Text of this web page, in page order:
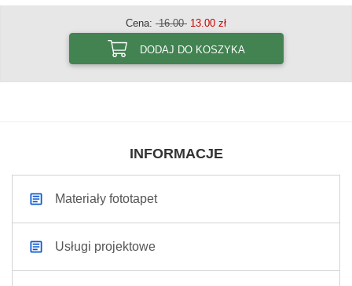
Cena: 16.00 13.00 zł
DODAJ DO KOSZYKA
INFORMACJE
Materiały fototapet
Usługi projektowe